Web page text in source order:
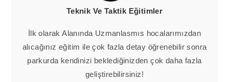
Teknik Ve Taktik Eğitimler
İlk olarak Alanında Uzmanlasmıs hocalarımızdan
alıcağınız eğitim ile çok fazla detay öğrenebilir sonra
parkurda kendinizi beklediğinizden çok daha fazla
geliştirebilirsiniz!